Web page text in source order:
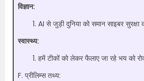
विज्ञान:
AI से जुड़ी दुनिया को समान साइबर
स्वास्थ्य:
हमें टीकों को लेकर फैलाए जा रहे भय को
F. प्रीलिम्स तथ्य: